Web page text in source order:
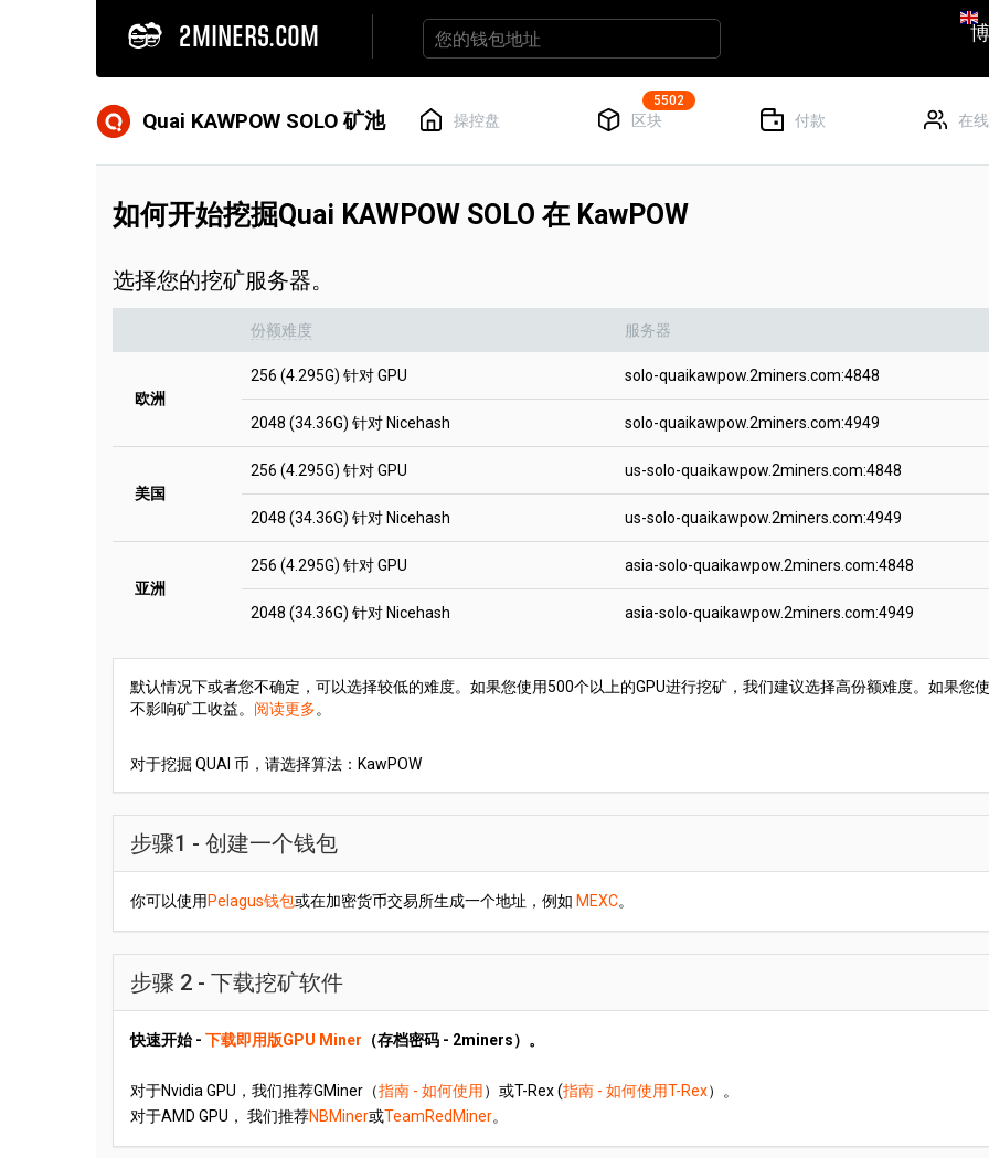
2MINERS.COM
Quai KAWPOW SOLO 矿池 操控盘 区块
5502
付款 在
如何开始挖掘Quai KAWPOW SOLO 在 KawPOW
选择您的挖矿服务器。
份额难度 服务器
欧洲
256 (4.295G) 针对 GPU solo-quaikawpow.2miners.com:4848
2048 (34.36G) 针对 Nicehash solo-quaikawpow.2miners.com:4949
美国
256 (4.295G) 针对 GPU us-solo-quaikawpow.2miners.com:4848
2048 (34.36G) 针对 Nicehash us-solo-quaikawpow.2miners.com:4949
亚洲
256 (4.295G) 针对 GPU asia-solo-quaikawpow.2miners.com:4848
2048 (34.36G) 针对 Nicehash asia-solo-quaikawpow.2miners.com:4949
默认情况下或者您不确定，可以选择较低的难度。如果您使用500个以上的GPU进行挖矿，我们建议选择高份额难度。如果您
不影响矿工收益。 阅读更多。
对于挖掘 QUAI 币，请选择算法：KawPOW
步骤1 - 创建一个钱包
你可以使用 Pelagus钱包或在加密货币交易所生成一个地址，例如 MEXC。
步骤 2 - 下载挖矿软件
快速开始 - 下载即用版GPU Miner （存档密码 - 2miners）。
对于Nvidia GPU，我们推荐GMiner（指南 - 如何使用 ）或T-Rex (指南 - 如何使用T-Rex）。
对于AMD GPU， 我们推荐NBMiner或TeamRedMiner。